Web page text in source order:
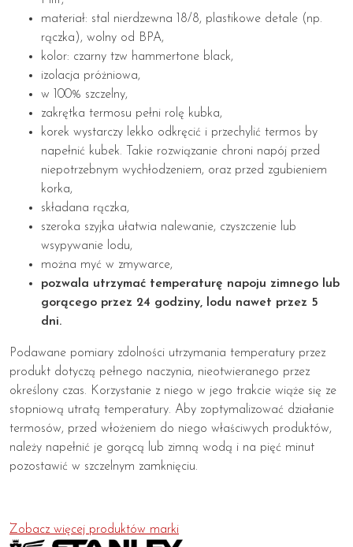
materiał: stal nierdzewna 18/8, plastikowe detale (np.
rączka), wolny od BPA,
kolor: czarny tzw hammertone black,
izolacja próżniowa,
w 100% szczelny,
zakrętka termosu pełni rolę kubka,
korek wystarczy lekko odkręcić i przechylić termos by
napełnić kubek. Takie rozwiązanie chroni napój przed
niepotrzebnym wychłodzeniem, oraz przed zgubieniem
korka,
składana rączka,
szeroka szyjka ułatwia nalewanie, czyszczenie lub
wsypywanie lodu,
można myć w zmywarce,
pozwala utrzymać temperaturę napoju zimnego lub
gorącego przez 24 godziny, lodu nawet przez 5
dni.
Podawane pomiary zdolności utrzymania temperatury przez
produkt dotyczą pełnego naczynia, nieotwieranego przez
określony czas. Korzystanie z niego w jego trakcie wiąże się ze
stopniową utratą temperatury. Aby zoptymalizować działanie
termosów, przed włożeniem do niego właściwych produktów,
należy napełnić je gorącą lub zimną wodą i na pięć minut
pozostawić w szczelnym zamknięciu.
Zobacz więcej produktów marki